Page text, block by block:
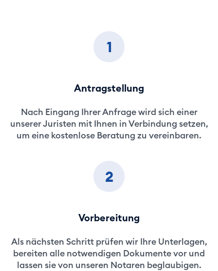
1
Antragstellung
Nach Eingang Ihrer Anfrage wird sich einer
unserer Juristen mit Ihnen in Verbindung setzen,
um eine kostenlose Beratung zu vereinbaren.
2
Vorbereitung
Als nächsten Schritt prüfen wir Ihre Unterlagen,
bereiten alle notwendigen Dokumente vor und
lassen sie von unseren Notaren beglaubigen.